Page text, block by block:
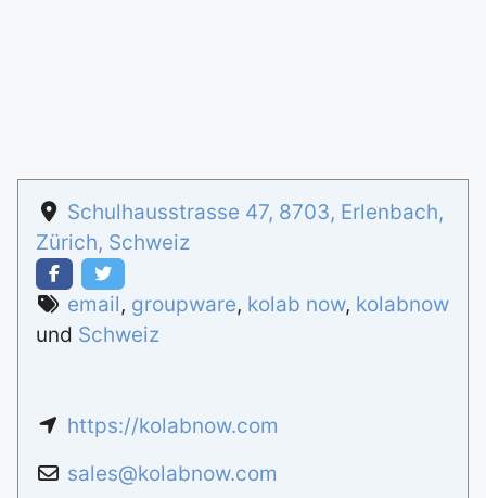
Schulhausstrasse 47, 8703, Erlenbach,
Zürich, Schweiz
email, groupware, kolab now, kolabnow
und Schweiz
https://kolabnow.com
sales@kolabnow.com